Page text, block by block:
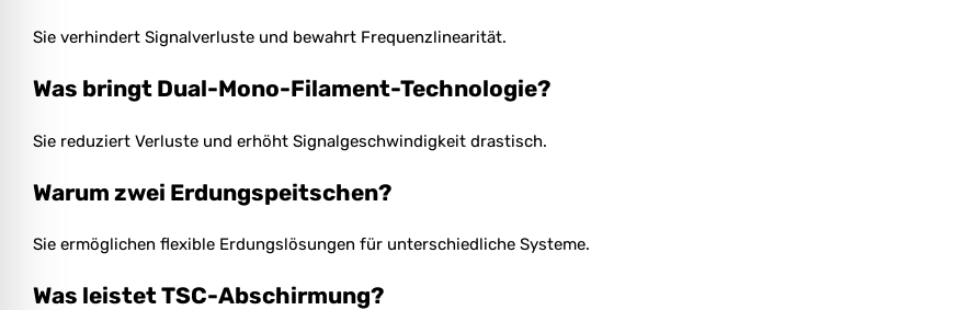
Sie verhindert Signalverluste und bewahrt Frequenzlinearität.
Was bringt Dual-Mono-Filament-Technologie?
Sie reduziert Verluste und erhöht Signalgeschwindigkeit drastisch.
Warum zwei Erdungspeitschen?
Sie ermöglichen flexible Erdungslösungen für unterschiedliche Systeme.
Was leistet TSC-Abschirmung?